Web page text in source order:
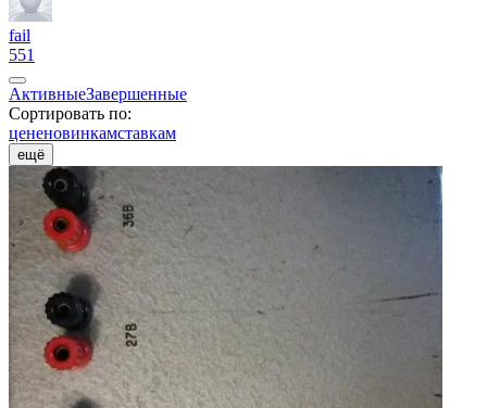
fail
551
АктивныеЗавершенные
Сортировать по:
цененовинкамставкам
ещё